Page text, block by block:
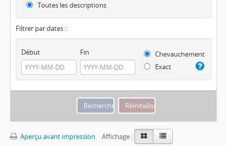
Toutes les descriptions
Filtrer par dates :
Début Fin
Chevauchement
Exact
Aperçu avant impression
Affichage :